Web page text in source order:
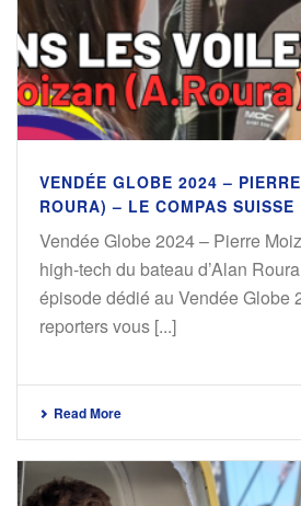
VENDÉE GLOBE 2024 –
ROURA) – LE COMPAS SUISSE
Vendée Globe 2024 – Pierre
high-tech du bateau d’Alan
épisode dédié au Vendée Globe
reporters vous [...]
Read More